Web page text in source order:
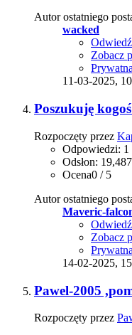
Autor ostatniego
wacked
Zobacz
11-03-2025,
Poszukuję
Rozpoczęty przez
Odpowiedzi: 1
Odsłon: 19,487
Ocena0 / 5
Autor ostatniego
Maveric-
Zobacz
14-02-2025,
Pawel-2005
Rozpoczęty przez